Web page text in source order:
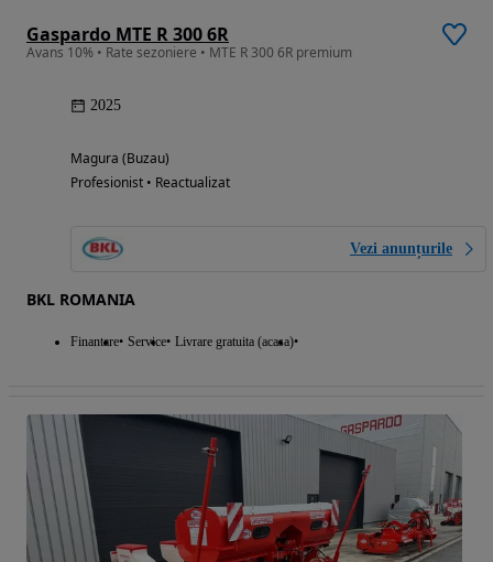
Gaspardo MTE R 300 6R
Avans 10% • Rate sezoniere • MTE R 300 6R premium
2025
Magura (Buzau)
Profesionist • Reactualizat
Vezi anunțurile
BKL ROMANIA
Finantare Service Livrare gratuita (acasa)